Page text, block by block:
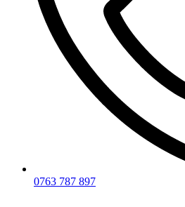
0763 787 897